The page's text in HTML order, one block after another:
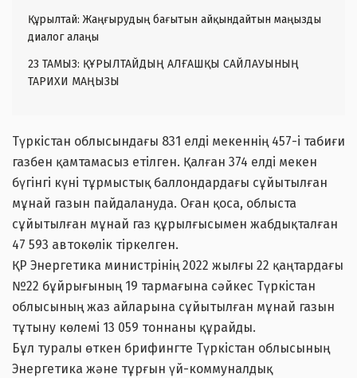
Құрылтай: Жаңғырудың бағытын айқындайтын маңызды
диалог алаңы
23 ТАМЫЗ: ҚҰРЫЛТАЙДЫҢ АЛҒАШҚЫ САЙЛАУЫНЫҢ
ТАРИХИ МАҢЫЗЫ
Түркістан облысындағы 831 елді мекеннің 457-і табиғи
газбен қамтамасыз етілген. Қалған 374 елді мекен
бүгінгі күні тұрмыстық баллондардағы сұйытылған
мұнай газын пайдалануда. Оған қоса, облыста
сұйытылған мұнай газ құрылғысымен жабдықталған
47 593 автокөлік тіркелген.
ҚР Энергетика министрінің 2022 жылғы 22 қаңтардағы
№22 бұйрығының 19 тармағына сәйкес Түркістан
облысының жаз айларына сұйытылған мұнай газын
тұтыну көлемі 13 059 тоннаны құрайды.
Бұл туралы өткен брифингте Түркістан облысының
Энергетика және тұрғын үй-коммуналдық